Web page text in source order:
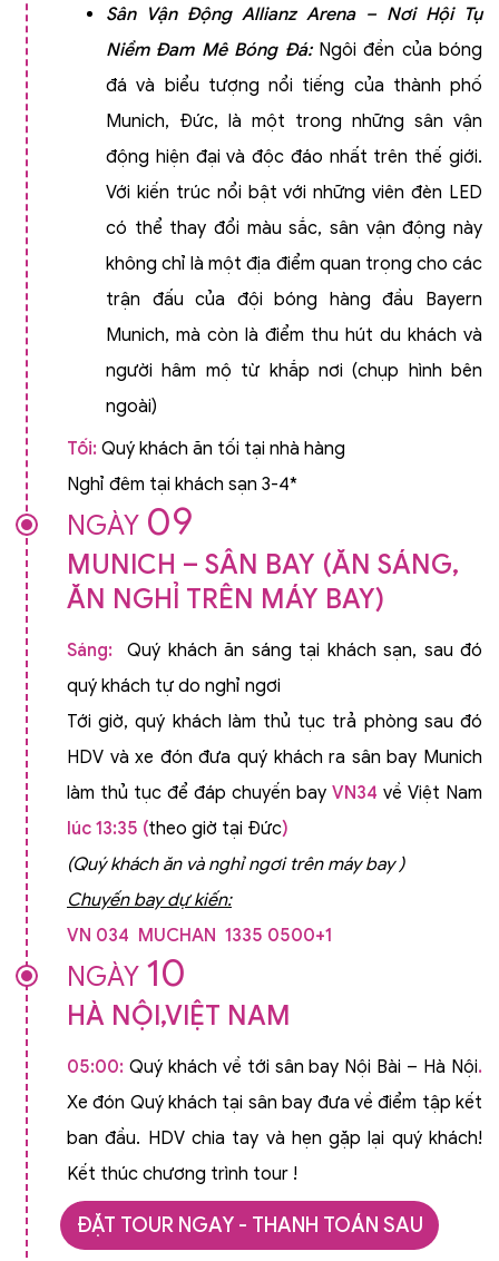
Sân Vận Động Allianz Arena – Nơi Hội Tụ
Niềm Đam Mê Bóng Đá: Ngôi đền của bóng
đá và biểu tượng nổi tiếng của thành phố
Munich, Đức, là một trong những sân vận
động hiện đại và độc đáo nhất trên thế giới.
Với kiến trúc nổi bật với những viên đèn LED
có thể thay đổi màu sắc, sân vận động này
không chỉ là một địa điểm quan trọng cho các
trận đấu của đội bóng hàng đầu Bayern
Munich, mà còn là điểm thu hút du khách và
người hâm mộ từ khắp nơi (chụp hình bên
ngoài)
Tối: Quý khách ăn tối tại nhà hàng
Nghỉ đêm tại khách sạn 3-4*
NGÀY 09
MUNICH – SÂN BAY (ĂN SÁNG,
ĂN NGHỈ TRÊN MÁY BAY)
Sáng: Quý khách ăn sáng tại khách sạn, sau đó
quý khách tự do nghỉ ngơi
Tới giờ, quý khách làm thủ tục trả phòng sau đó
HDV và xe đón đưa quý khách ra sân bay Munich
làm thủ tục để đáp chuyến bay VN34 về Việt Nam
lúc 13:35 (theo giờ tại Đức)
(Quý khách ăn và nghỉ ngơi trên máy bay )
Chuyến bay dự kiến:
VN 034 MUCHAN 1335 0500+1
NGÀY 10
HÀ NỘI,VIỆT NAM
05:00: Quý khách về tới sân bay Nội Bài – Hà Nội.
Xe đón Quý khách tại sân bay đưa về điểm tập kết
ban đầu. HDV chia tay và hẹn gặp lại quý khách!
Kết thúc chương trình tour !
_HDV chia tay và hẹn gặp lại quý khách
**************
ĐẶT TOUR NGAY - THANH TOÁN SAU